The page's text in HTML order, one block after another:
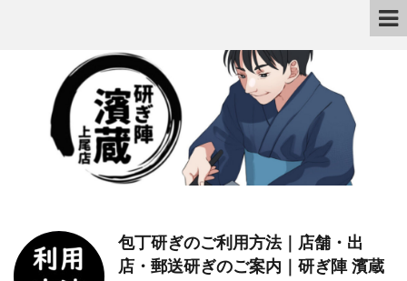
包丁研ぎのご利用方法｜店舗・出
店・郵送研ぎのご案内｜研ぎ陣 濱蔵